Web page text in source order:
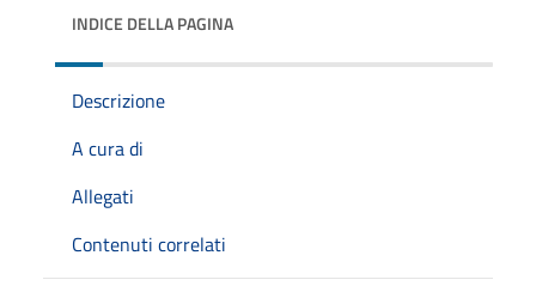
INDICE DELLA PAGINA
Descrizione
A cura di
Allegati
Contenuti correlati